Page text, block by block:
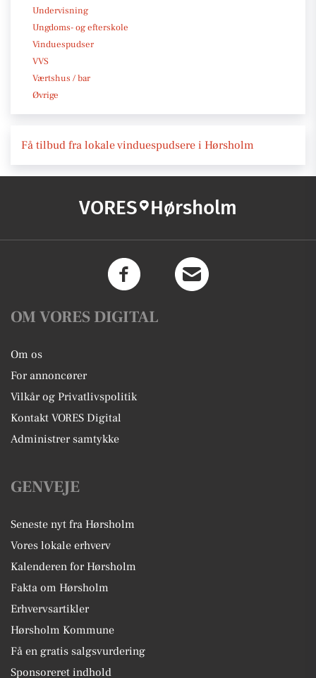
Undervisning
Ungdoms- og efterskole
Vinduespudser
VVS
Værtshus / bar
Øvrige
Få tilbud fra lokale vinduespudsere i Hørsholm
VORES Hørsholm
OM VORES DIGITAL
Om os
For annoncører
Vilkår og Privatlivspolitik
Kontakt VORES Digital
Administrer samtykke
GENVEJE
Seneste nyt fra Hørsholm
Vores lokale erhverv
Kalenderen for Hørsholm
Fakta om Hørsholm
Erhvervsartikler
Hørsholm Kommune
Få en gratis salgsvurdering
Sponsoreret indhold